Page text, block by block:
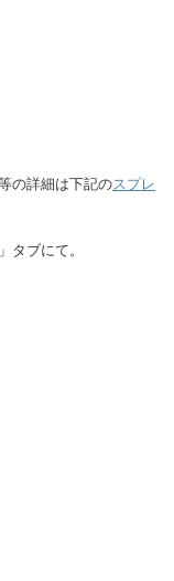
の詳細は下記のスプレ
タブにて。